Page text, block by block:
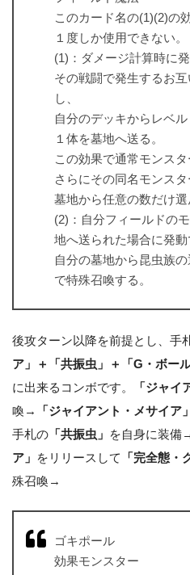
このカード名の(1)(2)の
１度しか使用できない。
(1)：ダメージ計算時に発
その戦闘で発生するお
し、
自分のデッキからレベ
１体を墓地へ送る。
この効果で通常モンス
さらにその同名モンス
墓地から任意の数だけ選
(2)：自分フィールドの
地へ送られた場合に発動
自分の墓地から昆虫族
で特殊召喚する。
後攻ターン以降を前提とし、手
ア」＋「共振虫」＋「G・ボール
に出来るコンボです。
「ジャイ
喚→
「ジャイアント・メサイア」
手札の 「共振虫」 を自身に装備
ア」 をリリースして 「完全態・
殊召喚→
ゴキポール
効果モンスター